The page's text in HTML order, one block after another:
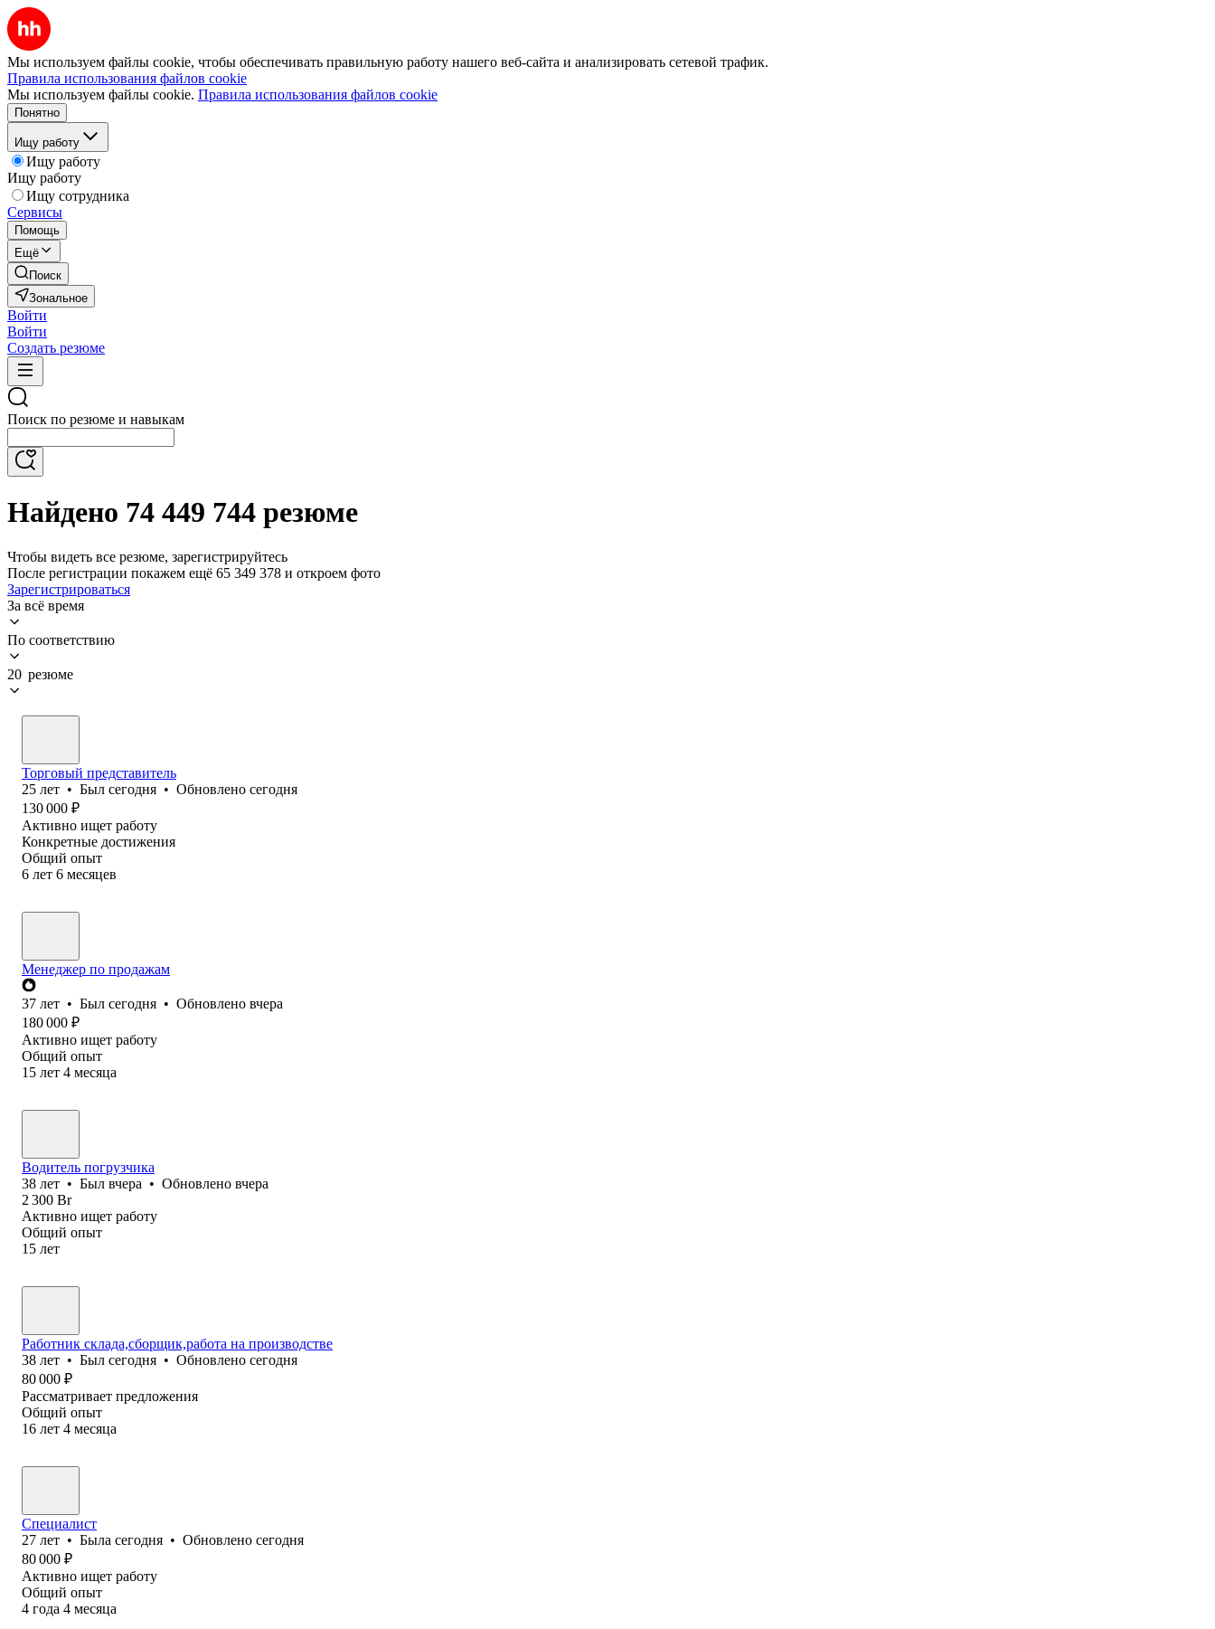
Мы используем файлы cookie, чтобы обеспечивать правильную работу нашего веб-сайта и анализировать сетевой трафик.
Правила использования файлов cookie
Мы используем файлы cookie. Правила использования файлов cookie
Понятно
Ищу работу
Ищу работу
Ищу работу
Ищу сотрудника
Сервисы
Помощь
Ещё
Поиск
Зональное
Войти
Войти
Создать резюме
Поиск по резюме и навыкам
Найдено 74 449 744 резюме
Чтобы видеть все резюме, зарегистрируйтесь
После регистрации покажем ещё 65 349 378 и откроем фото
Зарегистрироваться
За всё время
По соответствию
20 резюме
Торговый представитель
25 лет • Был сегодня • Обновлено сегодня
130 000 ₽
Активно ищет работу
Конкретные достижения
Общий опыт
6 лет 6 месяцев
Менеджер по продажам
37 лет • Был сегодня • Обновлено вчера
180 000 ₽
Активно ищет работу
Общий опыт
15 лет 4 месяца
Водитель погрузчика
38 лет • Был вчера • Обновлено вчера
2 300 Br
Активно ищет работу
Общий опыт
15 лет
Работник склада,сборщик,работа на производстве
38 лет • Был сегодня • Обновлено сегодня
80 000 ₽
Рассматривает предложения
Общий опыт
16 лет 4 месяца
Специалист
27 лет • Была сегодня • Обновлено сегодня
80 000 ₽
Активно ищет работу
Общий опыт
4 года 4 месяца